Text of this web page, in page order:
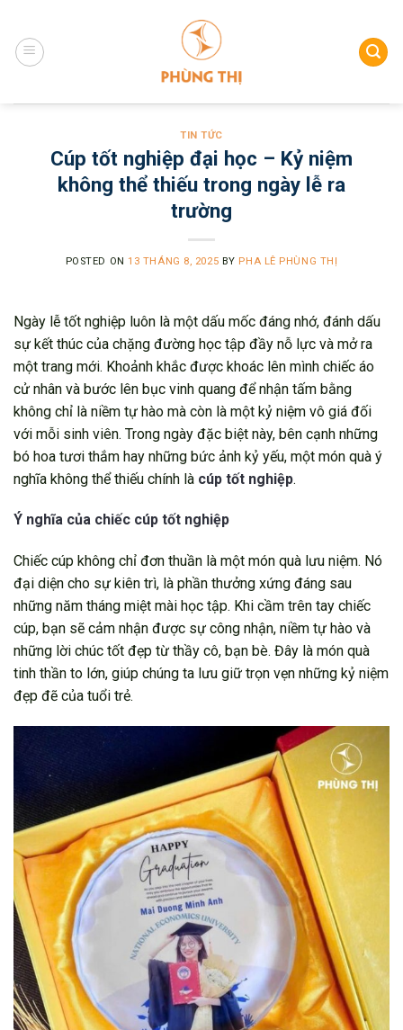
content
TIN TỨC
Cúp tốt nghiệp đại học – Kỷ niệm
không thể thiếu trong ngày lễ ra
trường
POSTED ON 13 THÁNG 8, 2025 BY PHA LÊ PHÙNG THỊ
Ngày lễ tốt nghiệp luôn là một dấu mốc đáng nhớ, đánh dấu
sự kết thúc của chặng đường học tập đầy nỗ lực và mở ra
một trang mới. Khoảnh khắc được khoác lên mình chiếc áo
cử nhân và bước lên bục vinh quang để nhận tấm bằng
không chỉ là niềm tự hào mà còn là một kỷ niệm vô giá đối
với mỗi sinh viên. Trong ngày đặc biệt này, bên cạnh những
bó hoa tươi thắm hay những bức ảnh kỷ yếu, một món quà ý
nghĩa không thể thiếu chính là cúp tốt nghiệp.
Ý nghĩa của chiếc cúp tốt nghiệp
Chiếc cúp không chỉ đơn thuần là một món quà lưu niệm. Nó
đại diện cho sự kiên trì, là phần thưởng xứng đáng sau
những năm tháng miệt mài học tập. Khi cầm trên tay chiếc
cúp, bạn sẽ cảm nhận được sự công nhận, niềm tự hào và
những lời chúc tốt đẹp từ thầy cô, bạn bè. Đây là món quà
tinh thần to lớn, giúp chúng ta lưu giữ trọn vẹn những kỷ niệm
đẹp đẽ của tuổi trẻ.